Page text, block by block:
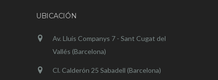
UBICACIÓN
Av. Lluis Companys 7 - Sant Cugat del
Vallés (Barcelona)
Cl. Calderón 25 Sabadell (Barcelona)